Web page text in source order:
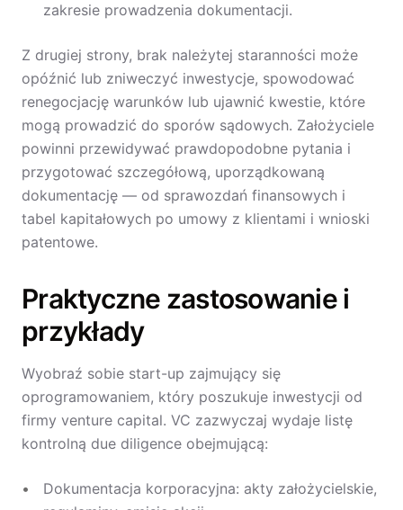
zakresie prowadzenia dokumentacji.
Z drugiej strony, brak należytej staranności może
opóźnić lub zniweczyć inwestycje, spowodować
renegocjację warunków lub ujawnić kwestie, które
mogą prowadzić do sporów sądowych. Założyciele
powinni przewidywać prawdopodobne pytania i
przygotować szczegółową, uporządkowaną
dokumentację — od sprawozdań finansowych i
tabel kapitałowych po umowy z klientami i wnioski
patentowe.
Praktyczne zastosowanie i
przykłady
Wyobraź sobie start-up zajmujący się
oprogramowaniem, który poszukuje inwestycji od
firmy venture capital. VC zazwyczaj wydaje listę
kontrolną due diligence obejmującą:
Dokumentacja korporacyjna: akty założycielskie,